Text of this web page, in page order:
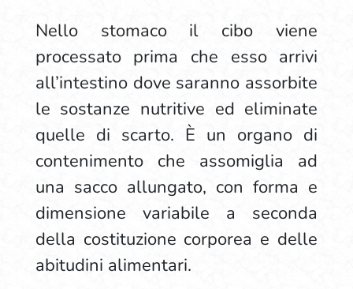
Nello stomaco il cibo viene
processato prima che esso arrivi
all’intestino dove saranno assorbite
le sostanze nutritive ed eliminate
quelle di scarto. È un organo di
contenimento che assomiglia ad
una sacco allungato, con forma e
dimensione variabile a seconda
della costituzione corporea e delle
abitudini alimentari.